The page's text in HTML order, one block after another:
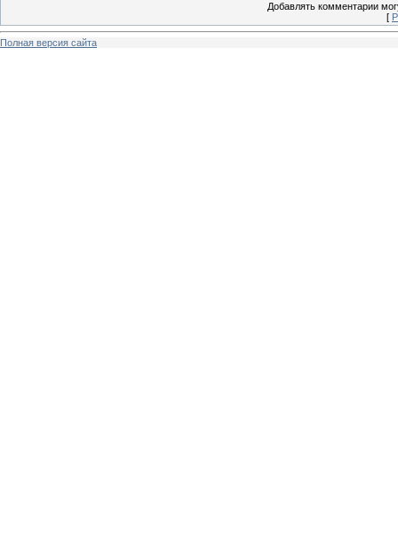
Добавлять комментарии
[
Полная версия сайта